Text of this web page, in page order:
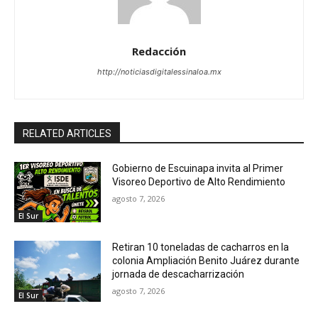
Redacción
http://noticiasdigitalessinaloa.mx
RELATED ARTICLES
El Sur
Gobierno de Escuinapa invita al Primer
Visoreo Deportivo de Alto Rendimiento
agosto 7, 2026
El Sur
Retiran 10 toneladas de cacharros en la
colonia Ampliación Benito Juárez durante
jornada de descacharrización
agosto 7, 2026